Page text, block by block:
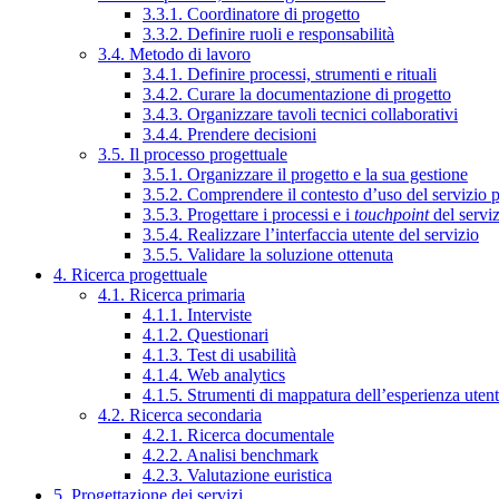
3.3.1. Coordinatore di progetto
3.3.2. Definire ruoli e responsabilità
3.4. Metodo di lavoro
3.4.1. Definire processi, strumenti e rituali
3.4.2. Curare la documentazione di progetto
3.4.3. Organizzare tavoli tecnici collaborativi
3.4.4. Prendere decisioni
3.5. Il processo progettuale
3.5.1. Organizzare il progetto e la sua gestione
3.5.2. Comprendere il contesto d’uso del servizio
3.5.3. Progettare i processi e i touchpointdel
3.5.4. Realizzare l’interfaccia utente del servizio
3.5.5. Validare la soluzione ottenuta
4. Ricerca progettuale
4.1. Ricerca primaria
4.1.1. Interviste
4.1.2. Questionari
4.1.3. Test di usabilità
4.1.4. Web analytics
4.1.5. Strumenti di mappatura dell’esperienza
4.2. Ricerca secondaria
4.2.1. Ricerca documentale
4.2.2. Analisi benchmark
4.2.3. Valutazione euristica
5. Progettazione dei servizi